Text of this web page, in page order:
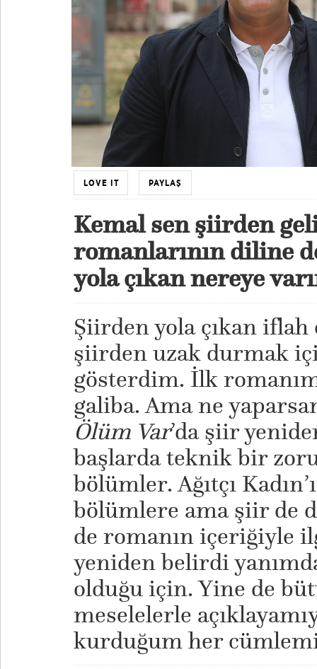
LOVE IT PAYLAŞ
Kemal sen şiirden
romanlarının diline
yola çıkan nereye
Şiirden yola çıkan
şiirden uzak durmak
gösterdim. İlk
galiba. Ama ne
Ölüm Var’da şiir
başlarda teknik bir
bölümler. Ağıtçı
bölümlere ama şiir de
de romanın içeriğiyle
yeniden belirdi
olduğu için. Yine de
meselelerle
kurduğum her